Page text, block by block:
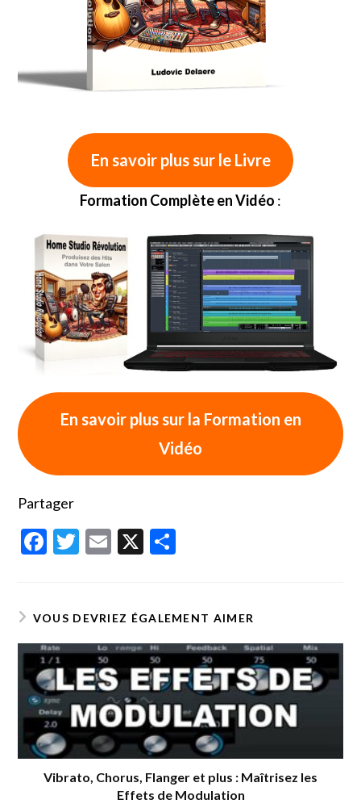
En savoir plus sur le Livre
Formation Complète en Vidéo :
En savoir plus sur la Formation en
Vidéo
Partager
F
b
o
o
k
T
er
E
l
X
g
er
VOUS DEVRIEZ ÉGALEMENT AIMER
Vibrato, Chorus, Flanger et plus : Maîtrisez les
Effets de Modulation